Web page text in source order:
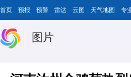
首页 预报 预警 雷达 云图 天气地图 专
图片